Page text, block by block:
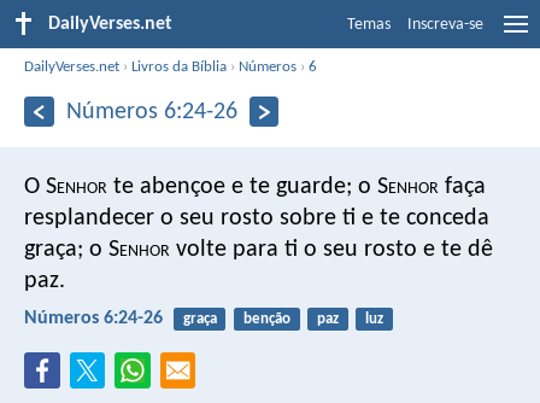
DailyVerses.net Temas Inscreva-se
DailyVerses.net ›Livros da Bíblia › Números ›6
Números 6:24-26
O Senhor te abençoe e te guarde; o Senhor faça
resplandecer o seu rosto sobre ti e te conceda
graça; o Senhor volte para ti o seu rosto e te dê
paz.
Números 6:24-26 graça benção paz luz